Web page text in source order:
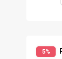
5%